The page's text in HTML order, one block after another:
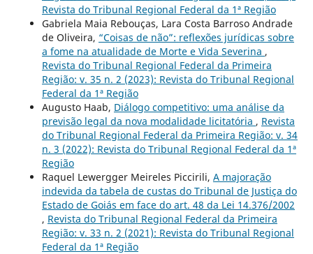
Revista do Tribunal Regional Federal da 1ª Região
Gabriela Maia Rebouças, Lara Costa Barroso Andrade
de Oliveira, “Coisas de não”: reflexões jurídicas sobre
a fome na atualidade de Morte e Vida Severina ,
Revista do Tribunal Regional Federal da Primeira
Região: v. 35 n. 2 (2023): Revista do Tribunal Regional
Federal da 1ª Região
Augusto Haab, Diálogo competitivo: uma análise da
previsão legal da nova modalidade licitatória , Revista
do Tribunal Regional Federal da Primeira Região: v. 34
n. 3 (2022): Revista do Tribunal Regional Federal da 1ª
Região
Raquel Lewergger Meireles Piccirili, A majoração
indevida da tabela de custas do Tribunal de Justiça do
Estado de Goiás em face do art. 48 da Lei 14.376/2002
, Revista do Tribunal Regional Federal da Primeira
Região: v. 33 n. 2 (2021): Revista do Tribunal Regional
Federal da 1ª Região